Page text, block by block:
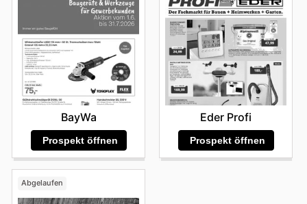
BayWa
Prospekt öffnen
Eder Profi
Prospekt öffnen
Abgelaufen